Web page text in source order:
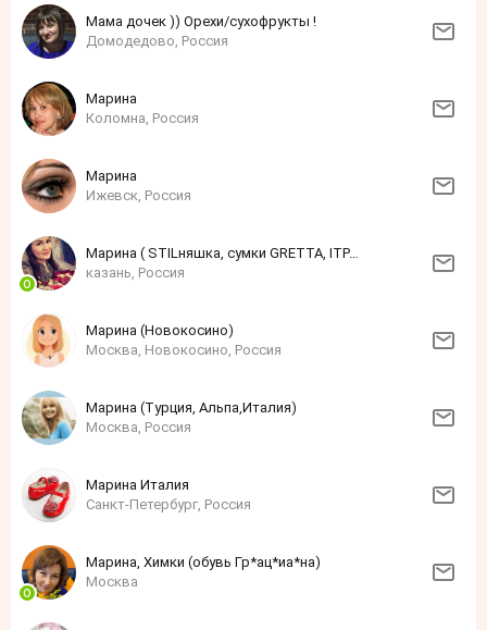
Мама дочек )) Орехи/сухофрукты !
Домодедово, Россия
Марина
Коломна, Россия
Марина
Ижевск, Россия
Марина ( STILняшка, сумки GRETTA, ITPARAD)
казань, Россия
Марина (Новокосино)
Москва, Новокосино, Россия
Марина (Турция, Альпа,Италия)
Москва, Россия
Марина Италия
Санкт-Петербург, Россия
Марина, Химки (обувь Гр*ац*иа*на)
Москва